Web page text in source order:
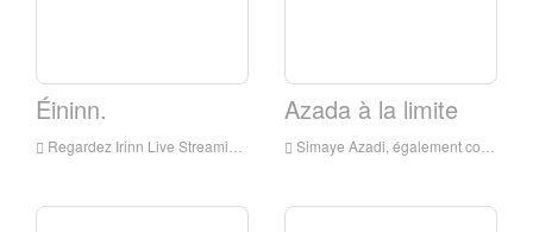
Éininn.
Regardez Irinn Live Streaming en ligne, Irinn Live Streaming, Irinn est une chaîne de télévision en Iran
Azada à la limite
Simaye Azadi, également connue sous le nom de télévision nationale iranienne, est une chaîne de télévision par satellite du peuple iranien du peuple Mujahidée et du Conseil de la résistance nationale iranienne